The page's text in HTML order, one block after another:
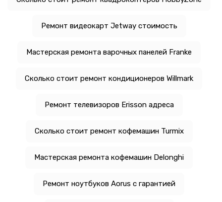
Ремонт видеокарт Jetway стоимость
Мастерская ремонта варочных панелей Franke
Сколько стоит ремонт кондиционеров Willmark
Ремонт телевизоров Erisson адреса
Сколько стоит ремонт кофемашин Turmix
Мастерская ремонта кофемашин Delonghi
Ремонт ноутбуков Aorus с гарантией